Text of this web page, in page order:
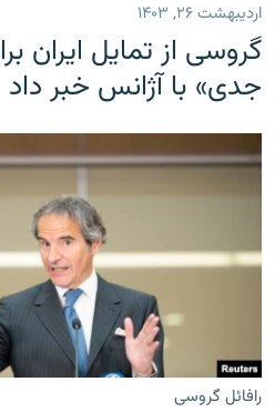
اردیبهشت ۲۶, ۱۴۰۳
گروسی از تمایل ایران
جدی» با آژانس خبر داد
رافائل گروسی